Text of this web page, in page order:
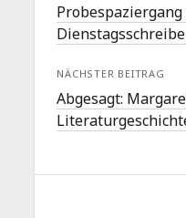
NÄCHSTER BEITRAG
Abgesagt: